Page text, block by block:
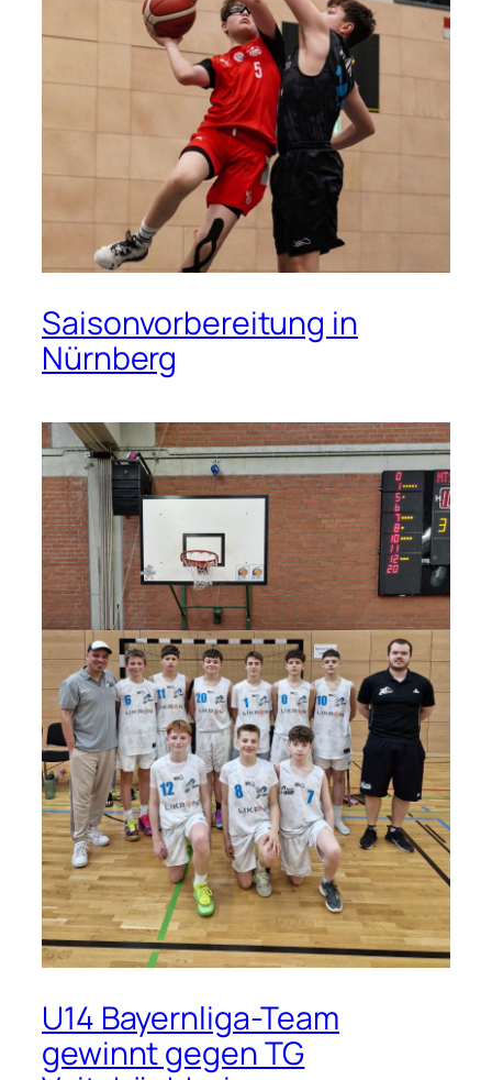
Saisonvorbereitung in
Nürnberg
U14 Bayernliga-Team
gewinnt gegen TG